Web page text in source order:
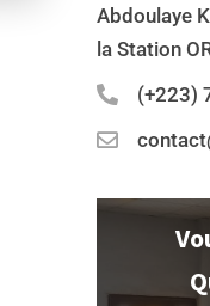
Abdoulaye
la Station
(+223)